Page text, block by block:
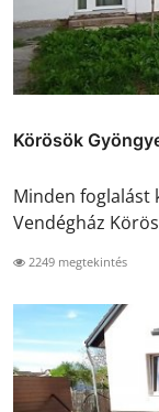
Körösök
Minden foglalást
Vendégház
2249 megtekintés